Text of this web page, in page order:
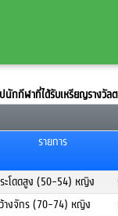
นักกีฬาที่ได้รับเหรียญรางวัล
รายการ
ะโดดสูง (50-54) หญิง
างจักร (70-74) หญิง